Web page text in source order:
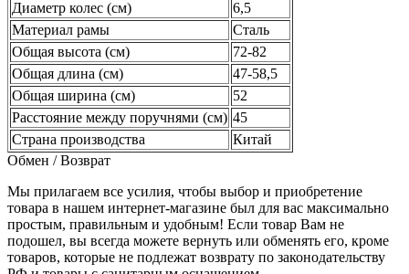
Диаметр колес (см)
6,5
Материал рамы
Сталь
Общая высота (см)
72-82
Общая длина (см)
47-58,5
Общая ширина (см)
52
Расстояние между поручнями (см) 45
Страна производства
Китай
Обмен / Возврат
Мы прилагаем все усилия, чтобы выбор и приобретение
товара в нашем интернет-магазине был для вас максимально
простым, правильным и удобным! Если товар Вам не
подошел, вы всегда можете вернуть или обменять его, кроме
товаров, которые не подлежат возврату по законодательству